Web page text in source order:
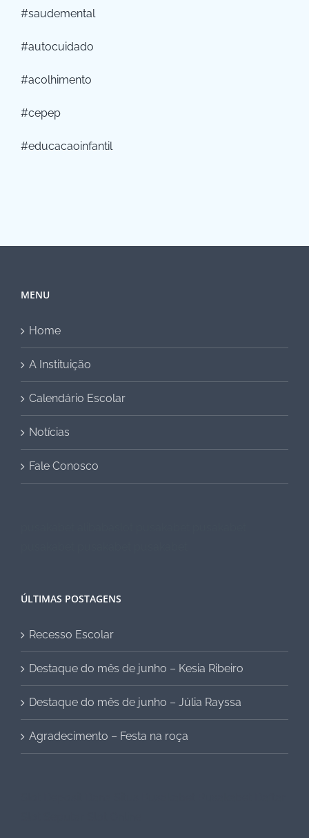
#saudemental
#autocuidado
#acolhimento
#cepep
#educacaoinfantil
MENU
Home
A Instituição
Calendário Escolar
Notícias
Fale Conosco
ÚLTIMAS POSTAGENS
Recesso Escolar
Destaque do mês de junho – Kesia Ribeiro
Destaque do mês de junho – Júlia Rayssa
Agradecimento – Festa na roça